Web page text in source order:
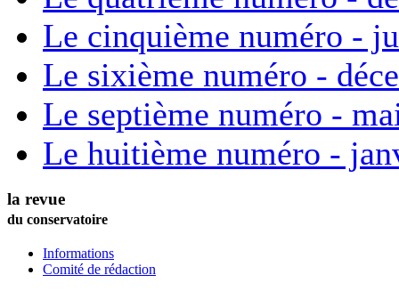
Le cinquième numéro -
Le sixième numéro -
Le septième numéro -
Le huitième numéro -
la revue
du conservatoire
Informations
Comité de rédaction